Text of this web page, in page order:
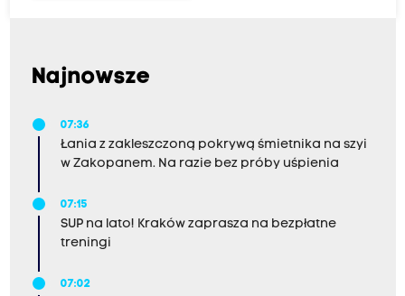
Najnowsze
07:36
Łania z zakleszczoną pokrywą śmietnika na szyi
w Zakopanem. Na razie bez próby uśpienia
07:15
SUP na lato! Kraków zaprasza na bezpłatne
treningi
07:02